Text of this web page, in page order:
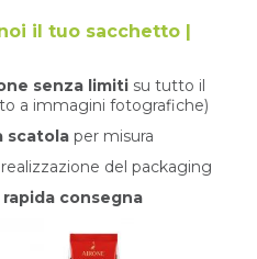
il tuo sacchetto |
senza limiti su tutto il
a immagini fotografiche)
scatolaper misura
del packaging
rapida consegna